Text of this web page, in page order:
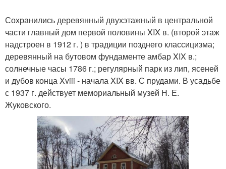
Сохранились деревянный двухэтажный в центральной
части главный дом первой половины XIX в. (второй этаж
надстроен в 1912 г. ) в традиции позднего классицизма;
деревянный на бутовом фундаменте амбар XIX в.;
солнечные часы 1786 г.; регулярный парк из лип, ясеней
и дубов конца Xviii - начала XIX вв. С прудами. В усадьбе
с 1937 г. действует мемориальный музей Н. Е.
Жуковского.